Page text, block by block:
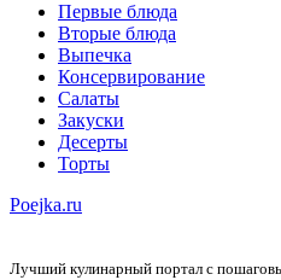
Первые блюда
Вторые блюда
Выпечка
Консервирование
Салаты
Закуски
Десерты
Торты
Poejka.ru
Лучший кулинарный портал с